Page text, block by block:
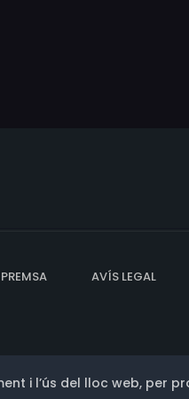
PREMSA AVÍS LEGAL
i l’ús del lloc web, per